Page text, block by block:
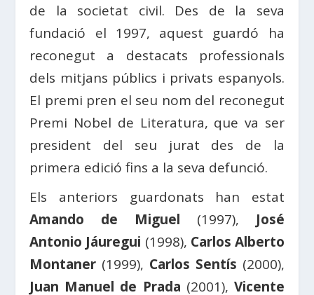
de la societat civil. Des de la seva
fundació el 1997, aquest guardó ha
reconegut a destacats professionals
dels mitjans públics i privats espanyols.
El premi pren el seu nom del reconegut
Premi Nobel de Literatura, que va ser
president del seu jurat des de la
primera edició fins a la seva defunció.
Els anteriors guardonats han estat
Amando de Miguel (1997), José
Antonio Jáuregui (1998), Carlos Alberto
Montaner (1999), Carlos Sentís (2000),
Juan Manuel de Prada (2001), Vicente